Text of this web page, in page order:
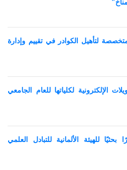
لتأهيل الكوادر في تقييم وإدارة
الإلكترونية لكلياتها للعام الجامعي
للهيئة الألمانية للتبادل العلمي